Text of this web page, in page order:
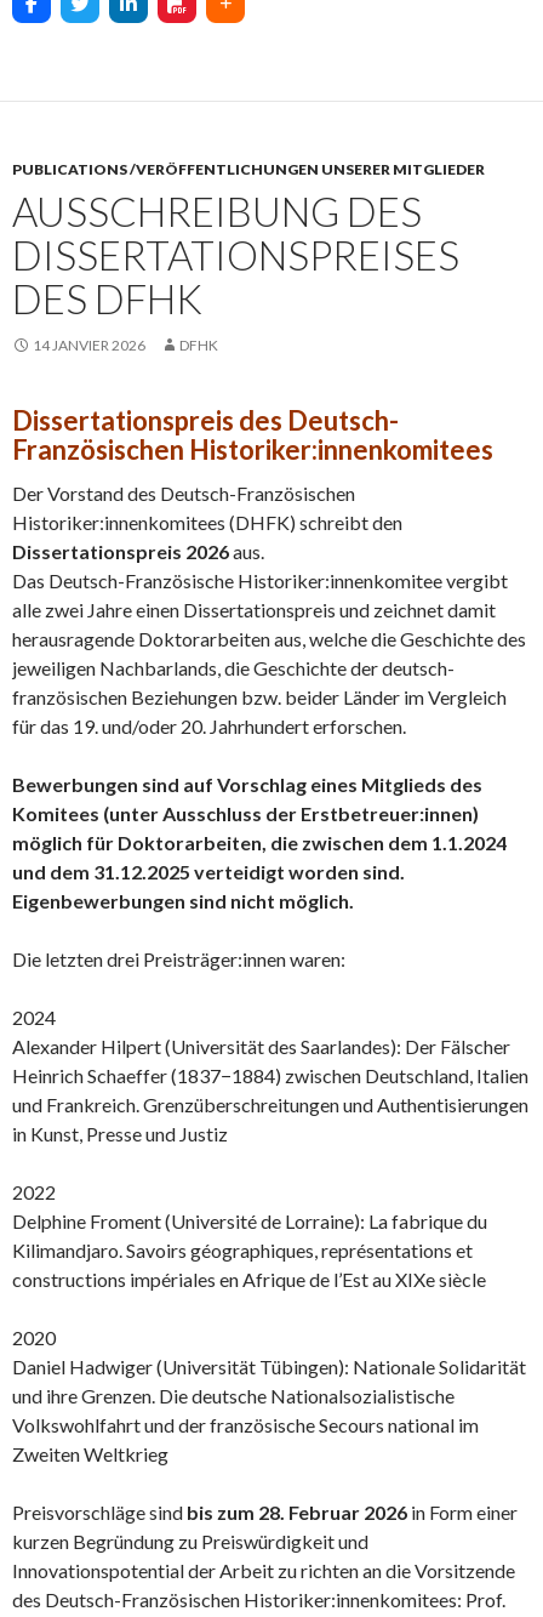
PUBLICATIONS /VERÖFFENTLICHUNGEN UNSERER MITGLIEDER
AUSSCHREIBUNG DES
DISSERTATIONSPREISES
DES DFHK
14 JANVIER 2026 DFHK
Dissertationspreis des Deutsch-
Französischen Historiker:innenkomitees
Der Vorstand des Deutsch-Französischen
Historiker:innenkomitees (DHFK) schreibt den
Dissertationspreis 2026aus.
Das Deutsch-Französische Historiker:innenkomitee vergibt
alle zwei Jahre einen Dissertationspreis und zeichnet damit
herausragende Doktorarbeiten aus, welche die Geschichte des
jeweiligen Nachbarlands, die Geschichte der deutsch-
französischen Beziehungen bzw. beider Länder im Vergleich
für das 19. und/oder 20. Jahrhundert erforschen.
Bewerbungen sind auf Vorschlag eines Mitglieds des
Komitees (unter Ausschluss der Erstbetreuer:innen)
möglich für Doktorarbeiten, die zwischen dem 1.1.2024
und dem 31.12.2025 verteidigt worden sind.
Eigenbewerbungen sind nicht möglich.
Die letzten drei Preisträger:innen waren:
2024
Alexander Hilpert (Universität des Saarlandes): Der Fälscher
Heinrich Schaeffer (1837−1884) zwischen Deutschland, Italien
und Frankreich. Grenzüberschreitungen und Authentisierungen
in Kunst, Presse und Justiz
2022
Delphine Froment (Université de Lorraine): La fabrique du
Kilimandjaro. Savoirs géographiques, représentations et
constructions impériales en Afrique de l’Est au XIXe siècle
2020
Daniel Hadwiger (Universität Tübingen): Nationale Solidarität
und ihre Grenzen. Die deutsche Nationalsozialistische
Volkswohlfahrt und der französische Secours national im
Zweiten Weltkrieg
Preisvorschläge sind bis zum 28. Februar 2026 in Form einer
kurzen Begründung zu Preiswürdigkeit und
Innovationspotential der Arbeit zu richten an die Vorsitzende
des Deutsch-Französischen Historiker:innenkomitees: Prof.